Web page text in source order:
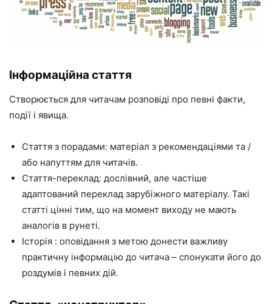
Інформаційна стаття
Створюється для читачам розповіді про певні факти,
події і явища.
Стаття з порадами: матеріал з рекомендаціями та /
або напуттям для читачів.
Стаття-переклад: дослівний, але частіше
адаптований переклад зарубіжного матеріалу. Такі
статті цінні тим, що на момент виходу не мають
аналогів в рунеті.
Історія : оповідання з метою донести важливу
практичну інформацію до читача – спонукати його до
роздумів і певних дій.